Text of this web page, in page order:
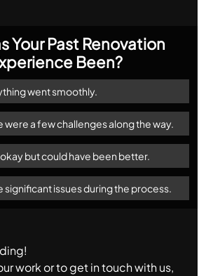
Your Past Renovation
Been?
went smoothly.
were a few challenges along the way.
but could have been better.
significant issues during the process.
work or to get in touch with us,